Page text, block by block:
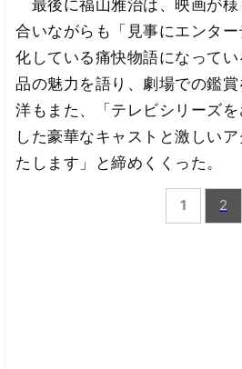
最後に福山雅治は、映画が様
合いながらも「見事にエンタ
化している痛快物語になって
品の魅力を語り、劇場での鑑
洋もまた、「テレビシリーズ
した豪華なキャストと激しい
たします」と締めくくった。
1 2